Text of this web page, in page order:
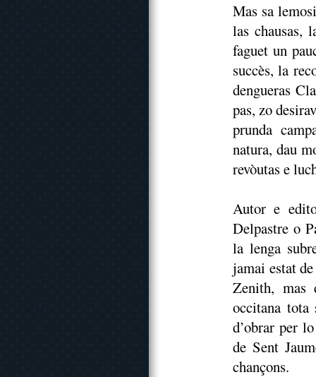
Mas sa
las chausas,
faguet un
succès, la
dengueras
pas, zo
prunda
natura, dau
revòutas e
Autor e
Delpastre o
la lenga
jamai estat
Zenith, mas
occitana tota
d’obrar per
de Sent
chançons.